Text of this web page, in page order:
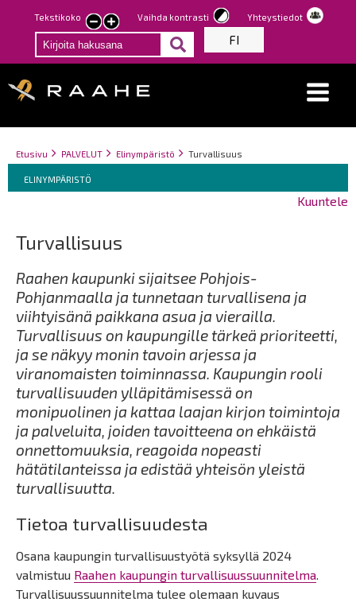
Hyppää
pääsisältöön
Tekstikoko
Pienennä
tekstin
kokoa
Suurenna
tekstin
kokoa
Vaihda kontrasti Yhteystiedot
FI
Breadcrumbs
You
here:
Etusivu PALVELUT Elinympäristö Turvallisuus
Breadcrumbs
You
are
ELINYMPÄRISTÖ
Kuuntele
Turvallisuus
Raahen kaupunki sijaitsee Pohjois-
Pohjanmaalla ja tunnetaan turvallisena ja
viihtyisänä paikkana asua ja vierailla.
Turvallisuus on kaupungille tärkeä prioriteetti,
ja se näkyy monin tavoin arjessa ja
viranomaisten toiminnassa. Kaupungin rooli
turvallisuuden ylläpitämisessä on
monipuolinen ja kattaa laajan kirjon toimintoja
ja palveluita, joiden tavoitteena on ehkäistä
onnettomuuksia, reagoida nopeasti
hätätilanteissa ja edistää yhteisön yleistä
turvallisuutta.
Tietoa turvallisuudesta
Osana kaupungin turvallisuustyötä syksyllä 2024
valmistuu Raahen kaupungin turvallisuussuunnitelma.
Turvallisuussuunnitelma tulee olemaan kuvaus